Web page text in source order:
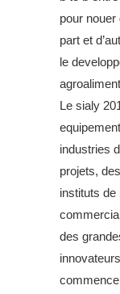
pour nouer
part et
le
Le sialy
industries
projets,
instituts
des